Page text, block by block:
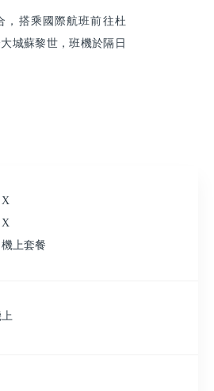
，搭乘國際航班前往杜
城蘇黎世，班機於隔日
X
X
上套餐